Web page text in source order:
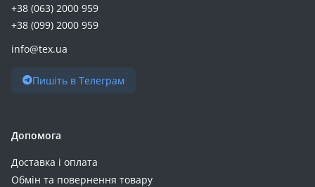
+38 (063) 2000 959
+38 (099) 2000 959
info@tex.ua
Пишіть в Телеграм
Допомога
Доставка і оплата
Обмін та повернення товару